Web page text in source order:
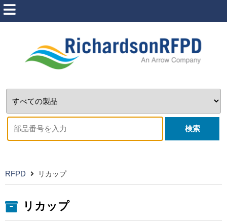
検索
RFPD リカップ
リカップ